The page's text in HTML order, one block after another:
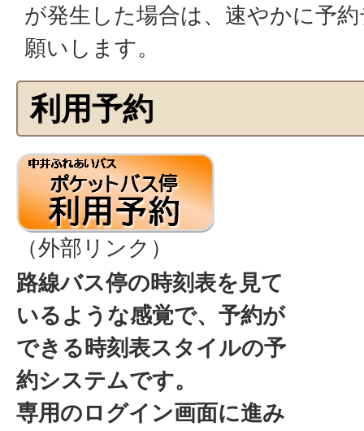
が発生した場合は、速やかに予
願いします。
利用予約
（外部リンク）
路線バス停の時刻表を見て
いるような感覚で、予約が
できる時刻表スタイルの予
約システムです。
専用のログイン画面に進み